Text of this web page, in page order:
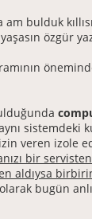
bulduk
özgür
sistemdeki
veren izole
bir
aldıysa
bugün